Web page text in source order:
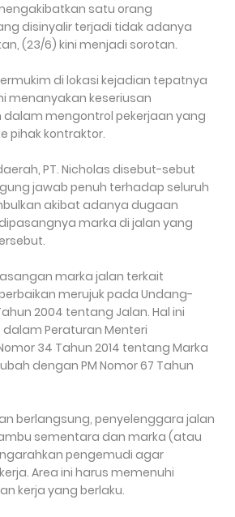
satu orang
disinyalir terjadi tidak adanya
(23/6) kini menjadi sorotan.
di lokasi kejadian tepatnya
menanyakan keseriusan
mengontrol pekerjaan yang
pihak kontraktor.
PT. Nicholas disebut-sebut
jawab penuh terhadap seluruh
akibat adanya dugaan
marka di jalan yang
marka jalan terkait
merujuk pada Undang-
2004 tentang Jalan. Hal ini
Peraturan Menteri
34 Tahun 2014 tentang Marka
dengan PM Nomor 67 Tahun
berlangsung, penyelenggara jalan
sementara dan marka (atau
pengemudi agar
Area ini harus memenuhi
kerja yang berlaku.